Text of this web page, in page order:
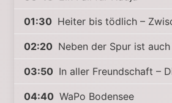
01:30 Heiter bis tödlich –
02:20 Neben der Spur ist auch
03:50 In aller Freundschaft –
04:40 WaPo Bodensee